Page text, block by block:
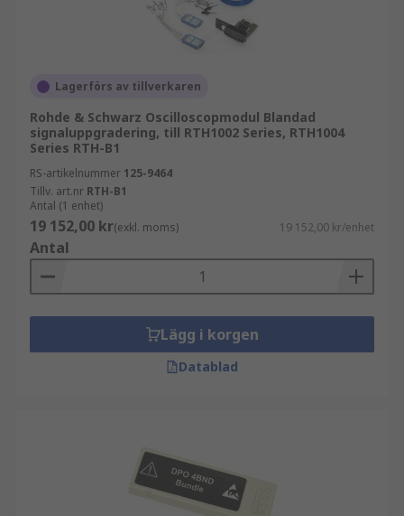
Lagerförs av tillverkaren
Rohde & Schwarz Oscilloscopmodul Blandad
signaluppgradering, till RTH1002 Series, RTH1004
Series RTH-B1
RS-artikelnummer 125-9464
Tillv. art.nr RTH-B1
Antal (1 enhet)
19 152,00 kr(exkl. moms) 19 152,00 kr/enhet
Antal
Lägg i korgen
Datablad